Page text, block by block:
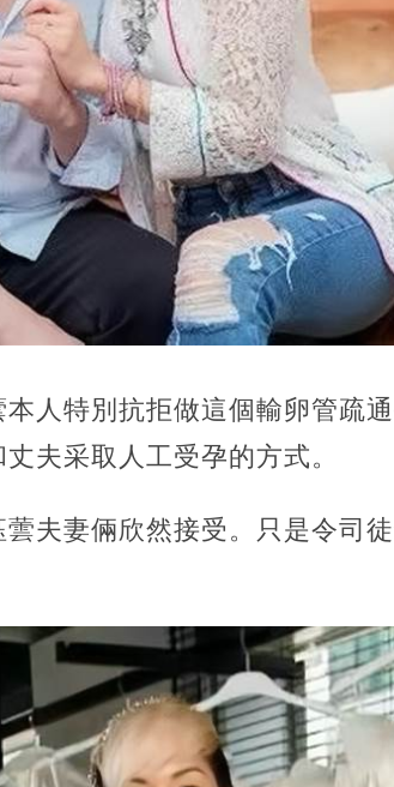
人特別抗拒做這個輸卵管疏
夫采取人工受孕的方式。
夫妻倆欣然接受。只是令司